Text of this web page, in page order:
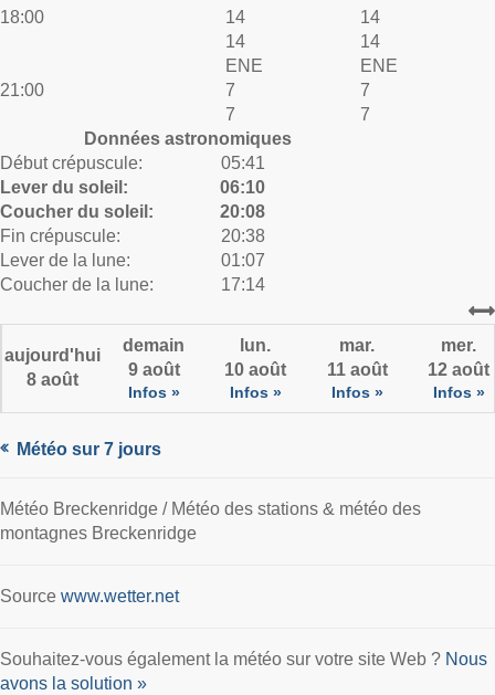
18:00
14
14
14
14
21:00
ENE
7
7
ENE
7
7
Données astronomiques
Début crépuscule:
Lever du soleil:
Coucher du soleil:
Fin crépuscule:
05:41
06:10
20:08
20:38
Lever de la lune:
Coucher de la lune:
01:07
17:14
aujourd'hui
8 août
demain
9 août
Infos »
lun.
10 août
Infos »
mar.
11 août
Infos »
mer.
12 août
Infos »
Météo sur 7 jours
Météo Breckenridge / Météo des stations & météo des
montagnes Breckenridge
Source www.wetter.net
Souhaitez-vous également la météo sur votre site Web ? Nous
avons la solution »